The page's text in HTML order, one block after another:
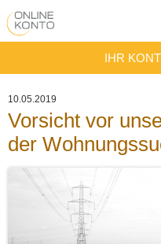
IHR
10.05.2019
Vorsicht vor
der